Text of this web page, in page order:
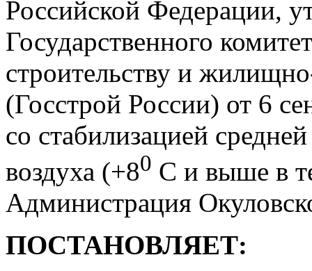
Российской Федерации,
Государственного
строительству и
(Госстрой России) от 6
со стабилизацией
воздуха (+80 С и выше в
Администрация
ПОСТАНОВЛЯЕТ: